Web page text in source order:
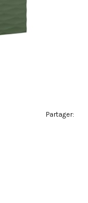
Partager: